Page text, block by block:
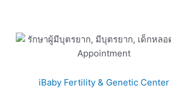
Appointment
iBaby Fertility & Genetic Center